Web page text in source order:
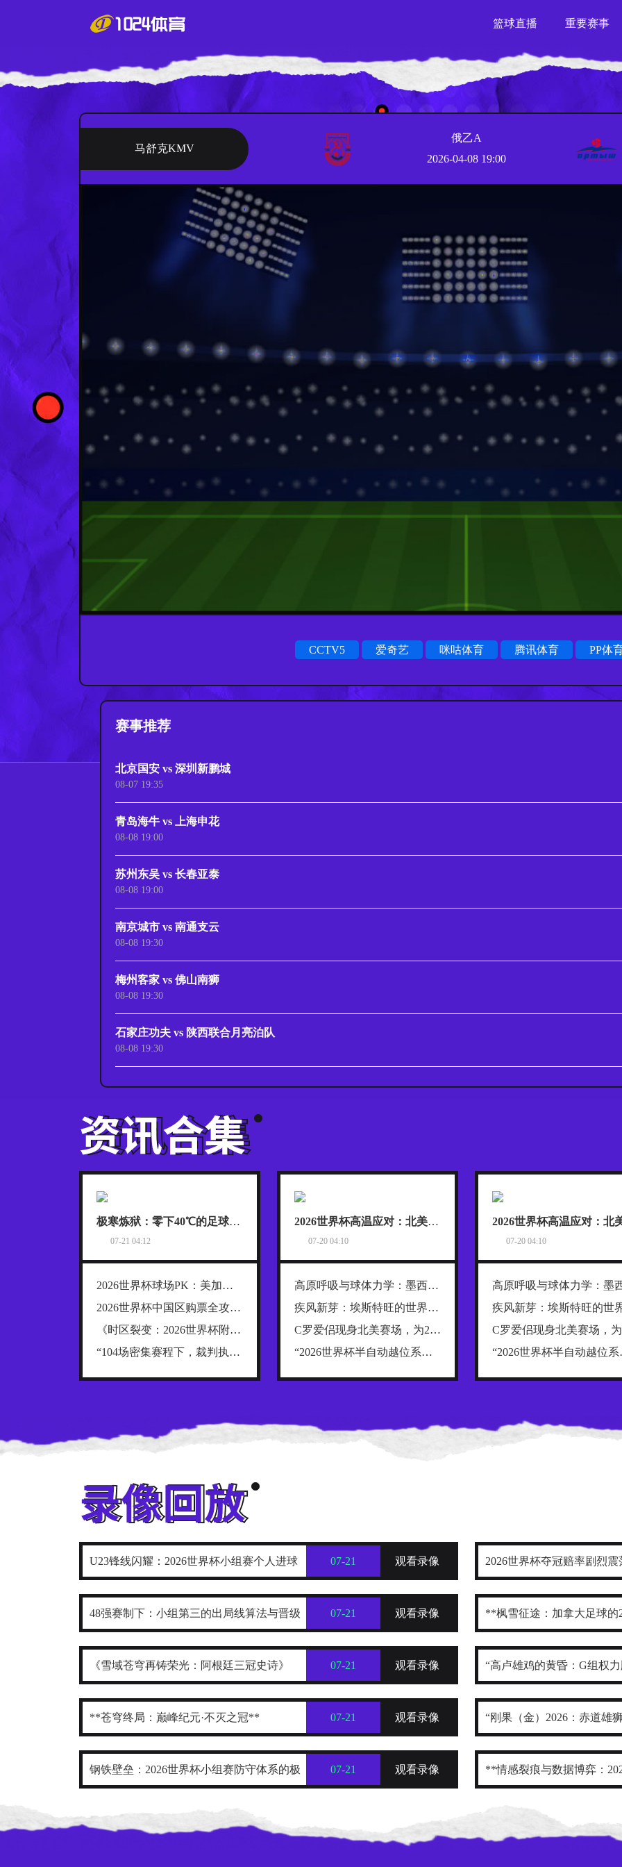
篮球直播 重要赛事
马舒克KMV
俄乙A
2026-04-08 19:00
CCTV5 爱奇艺 咪咕体育 腾讯体育 PP体
赛事推荐
北京国安 vs 深圳新鹏城
08-07 19:35
青岛海牛 vs 上海申花
08-08 19:00
苏州东吴 vs 长春亚泰
08-08 19:00
南京城市 vs 南通支云
08-08 19:30
梅州客家 vs 佛山南狮
08-08 19:30
石家庄功夫 vs 陕西联合月亮泊队
08-08 19:30
极寒炼狱：零下40℃的足球血战
07-21 04:12
2026世界杯球场PK：美加墨三国硬件实力终极解码
2026世界杯中国区购票全攻略：官方渠道操作详解与防骗避坑指南
《时区裂变：2026世界杯附加赛的战术重构与生物钟博弈》
“104场密集赛程下，裁判执法体系逼近极限承压点”
2026世界杯高温应对：北美赛场智能降温方案与热射病医疗预案实战推演
07-20 04:10
高原呼吸与球体力学：墨西哥三城世界杯用球调校全解析
疾风新芽：埃斯特旺的世界杯前奏
C罗爱侣现身北美赛场，为2026世界杯添一抹温情
“2026世界杯半自动越位系统：毫米级精度下的判定容差与触发临界点分析”
07-20 04:10
“2026世
U23锋线闪耀：2026世界杯小组赛个人进球
全记录
07-21 观看录像 2026世界杯夺冠赔率剧烈
构最新榜单出炉
48强赛制下：小组第三的出局线算法与晋级
门槛推演
07-21 观看录像 **枫雪征途：加拿大足球的
《雪域苍穹再铸荣光：阿根廷三冠史诗》 07-21 观看录像 “高卢雄鸡的黄昏：G组权
变”
**苍穹终局：巅峰纪元·不灭之冠**
07-21 观看录像 “刚果（金）2026：赤道雄
钢铁壁垒：2026世界杯小组赛防守体系的极 07-21 观看录像 **情感裂痕与数据博弈：